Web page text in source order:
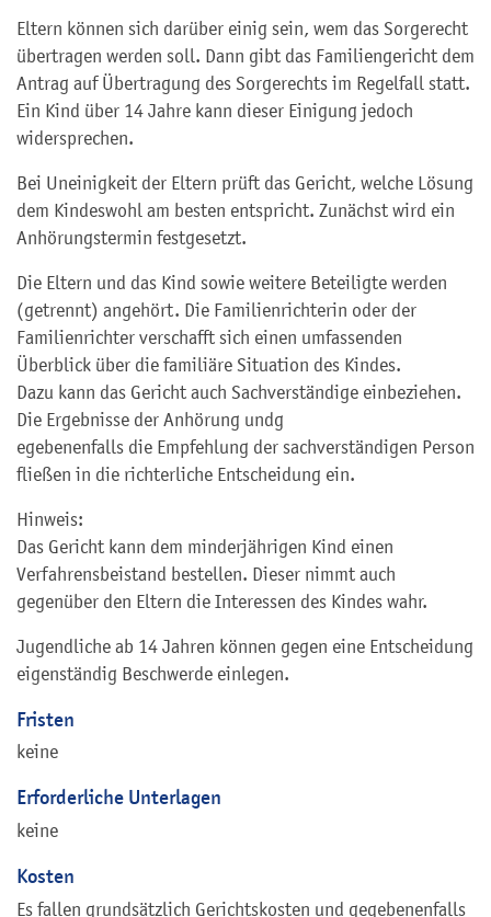
Eltern können sich darüber einig sein, wem das Sorgerecht
übertragen werden soll. Dann gibt das Familiengericht dem
Antrag auf Übertragung des Sorgerechts im Regelfall statt.
Ein Kind über 14 Jahre kann dieser Einigung jedoch
widersprechen.
Bei Uneinigkeit der Eltern prüft das Gericht, welche Lösung
dem Kindeswohl am besten entspricht. Zunächst wird ein
Anhörungstermin festgesetzt.
Die Eltern und das Kind sowie weitere Beteiligte werden
(getrennt) angehört. Die Familienrichterin oder der
Familienrichter verschafft sich einen umfassenden
Überblick über die familiäre Situation des Kindes.
Dazu kann das Gericht auch Sachverständige einbeziehen.
Die Ergebnisse der Anhörung undg
egebenenfalls die Empfehlung der sachverständigen Person
fließen in die richterliche Entscheidung ein.
Hinweis:
Das Gericht kann dem minderjährigen Kind einen
Verfahrensbeistand bestellen. Dieser nimmt auch
gegenüber den Eltern die Interessen des Kindes wahr.
Jugendliche ab 14 Jahren können gegen eine Entscheidung
eigenständig Beschwerde einlegen.
Fristen
keine
Erforderliche Unterlagen
keine
Kosten
Es fallen grundsätzlich Gerichtskosten und gegebenenfalls